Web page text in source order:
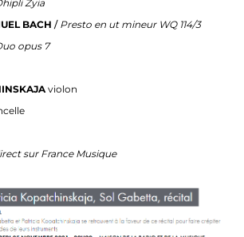
Zyia
BACH / Presto en ut mineur WQ 114/3
opus 7
violon
sur France Musique